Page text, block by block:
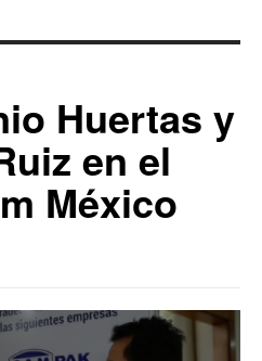
Huertas y
en el
México